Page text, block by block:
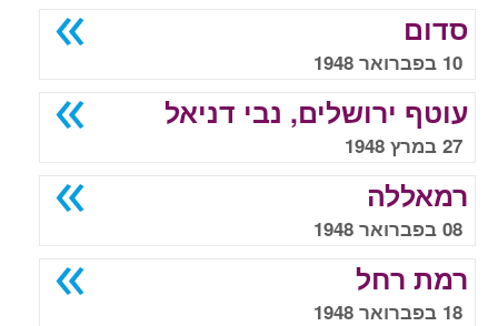
סדום
10 בפברואר 1948
עוטף ירושלים, נבי דניאל
27 במרץ 1948
רמאללה
08 בפברואר 1948
רמת רחל
18 בפברואר 1948